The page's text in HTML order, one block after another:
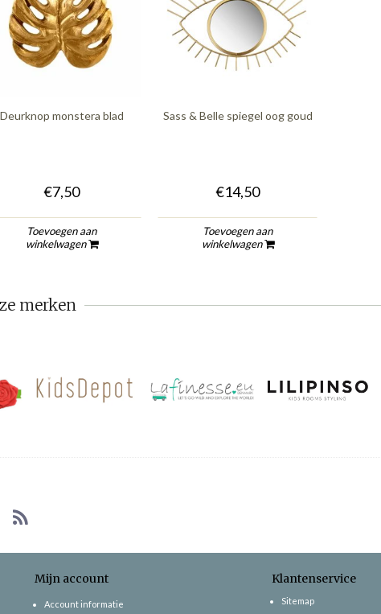
Deurknop monstera blad
€7,50
Toevoegen aan
winkelwagen
Sass & Belle spiegel oog goud
€14,50
Toevoegen aan
winkelwagen
merken
Mijn account
Account informatie
Klantenservice
Sitemap